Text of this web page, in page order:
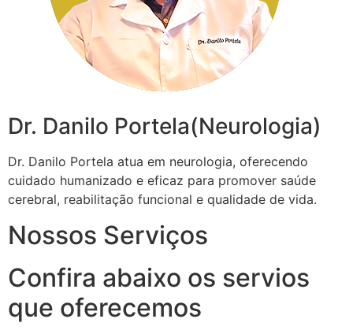
Dr. Danilo Portela(Neurologia)
Dr. Danilo Portela atua em neurologia, oferecendo
cuidado humanizado e eficaz para promover saúde
cerebral, reabilitação funcional e qualidade de vida.
Nossos Serviços
Confira abaixo os servios
que oferecemos